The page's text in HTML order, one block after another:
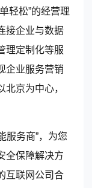
轻松”的经营理
接企业与数据
理定制化等服
企业服务营销
京为中心，
服务商”，为您
全保障解决方
互联网公司合